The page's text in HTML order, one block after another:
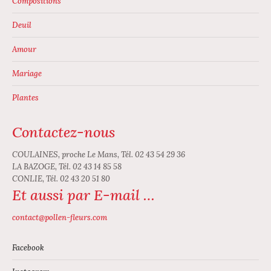
Deuil
Amour
Mariage
Plantes
Contactez-nous
COULAINES, proche Le Mans, Tél. 02 43 54 29 36
LA BAZOGE, Tél. 02 43 14 85 58
CONLIE, Tél. 02 43 20 51 80
Et aussi par E-mail …
contact@pollen-fleurs.com
Facebook